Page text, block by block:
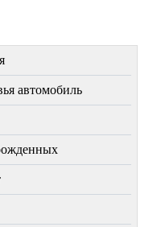
автомобиль